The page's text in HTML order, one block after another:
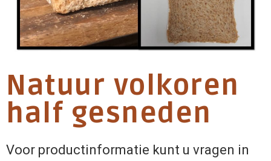
Natuur volkoren
half gesneden
Voor productinformatie kunt u vragen in